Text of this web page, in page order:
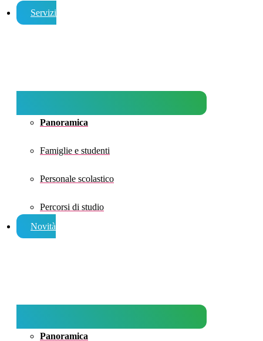
Servizi
Panoramica
Famiglie e studenti
Personale scolastico
Percorsi di studio
Novità
Panoramica